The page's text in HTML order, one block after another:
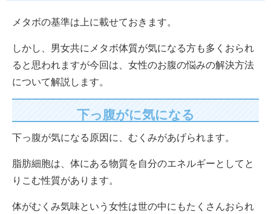
メタボの基準は上に載せておきます。
しかし、男女共にメタボ体質が気になる方も多くおられ
ると思われますが今回は、女性のお腹の悩みの解決方法
について解説します。
下っ腹がに気になる
下っ腹が気になる原因に、むくみがあげられます。
脂肪細胞は、体にある物質を自分のエネルギーとしてと
りこむ性質があります。
体がむくみ気味という女性は世の中にもたくさんおられ